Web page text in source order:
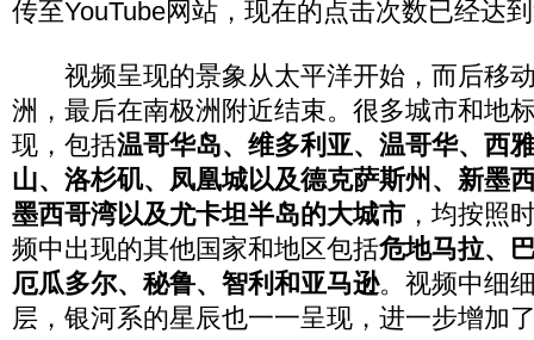
传至YouTube网站，现在的点击次数已经达
视频呈现的景象从太平洋开始，而后移
洲，最后在南极洲附近结束。很多城市和地
现，包括温哥华岛、维多利亚、温哥华、西
山、洛杉矶、凤凰城以及德克萨斯州、新墨
墨西哥湾以及尤卡坦半岛的大城市 ，均按照
频中出现的其他国家和地区包括危地马拉、
厄瓜多尔、秘鲁、智利和亚马逊。视频中细
层，银河系的星辰也一一呈现，进一步增加